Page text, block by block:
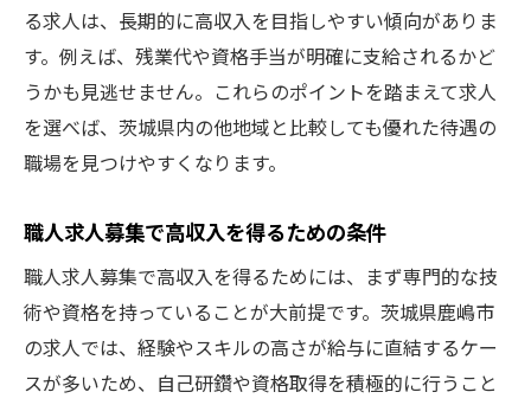
る求人は、長期的に高収入を目指しやすい傾向がありま
す。例えば、残業代や資格手当が明確に支給されるかど
うかも見逃せません。これらのポイントを踏まえて求人
を選べば、茨城県内の他地域と比較しても優れた待遇の
職場を見つけやすくなります。
職人求人募集で高収入を得るための条件
職人求人募集で高収入を得るためには、まず専門的な技
術や資格を持っていることが大前提です。茨城県鹿嶋市
の求人では、経験やスキルの高さが給与に直結するケー
スが多いため、自己研鑽や資格取得を積極的に行うこと